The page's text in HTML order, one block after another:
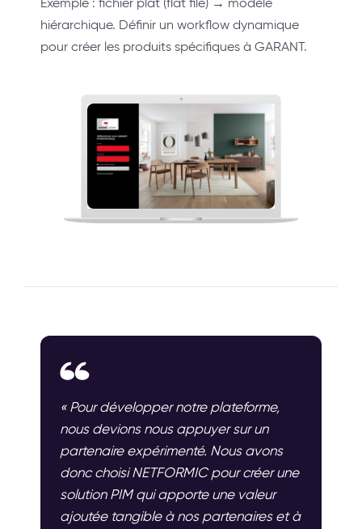
hiérarchique. Définir un workflow dynamique
pour créer les produits spécifiques à GARANT.
« Pour développer notre plateforme,
nous devions nous appuyer sur un
partenaire expérimenté. Nous avons
donc choisi NETFORMIC pour créer une
solution PIM qui apporte une valeur
ajoutée tangible à nos partenaires et à